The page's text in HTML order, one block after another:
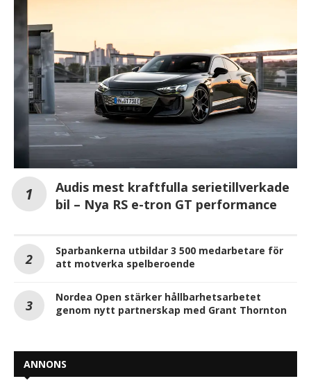
Audis mest kraftfulla serietillverkade
bil – Nya RS e-tron GT performance
Sparbankerna utbildar 3 500 medarbetare för
att motverka spelberoende
Nordea Open stärker hållbarhetsarbetet
genom nytt partnerskap med Grant Thornton
ANNONS